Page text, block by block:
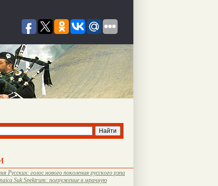
Русских: голос нового поколения русского рэпа
Suk Spektrum: погружение в мрачную